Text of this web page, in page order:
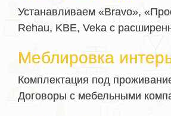
Устанавливаем «Bravo»,
Rehau, KBE, Veka с
Меблировка
Комплектация под
Договоры с мебельными